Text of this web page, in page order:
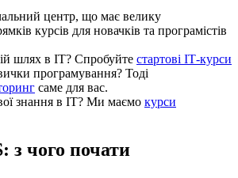
центр, що має велику
курсів для новачків та програмістів
шлях в ІТ? Спробуйте стартові ІТ-курси
програмування? Тоді
саме для вас.
знання в ІТ? Ми маємо курси
з чого почати